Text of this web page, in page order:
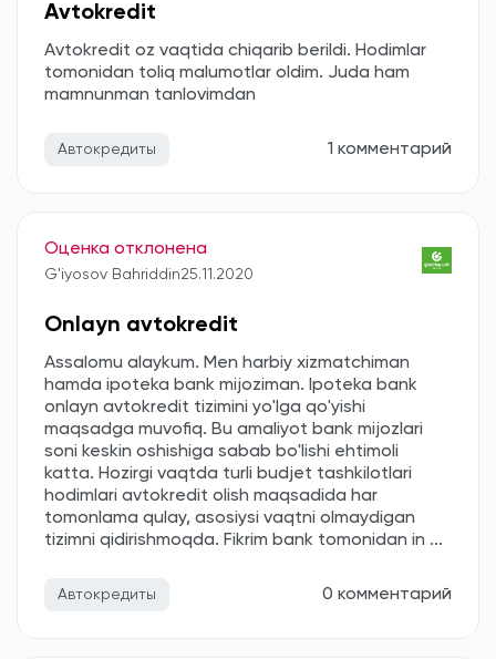
Avtokredit
Avtokredit oz vaqtida chiqarib berildi. Hodimlar
tomonidan toliq malumotlar oldim. Juda ham
mamnunman tanlovimdan
Автокредиты 1 комментарий
Оценка отклонена
G'iyosov Bahriddin25.11.2020
Onlayn avtokredit
Assalomu alaykum. Men harbiy xizmatchiman
hamda ipoteka bank mijoziman. Ipoteka bank
onlayn avtokredit tizimini yo'lga qo'yishi
maqsadga muvofiq. Bu amaliyot bank mijozlari
soni keskin oshishiga sabab bo'lishi ehtimoli
katta. Hozirgi vaqtda turli budjet tashkilotlari
hodimlari avtokredit olish maqsadida har
tomonlama qulay, asosiysi vaqtni olmaydigan
tizimni qidirishmoqda. Fikrim bank tomonidan in ...
Автокредиты 0 комментарий